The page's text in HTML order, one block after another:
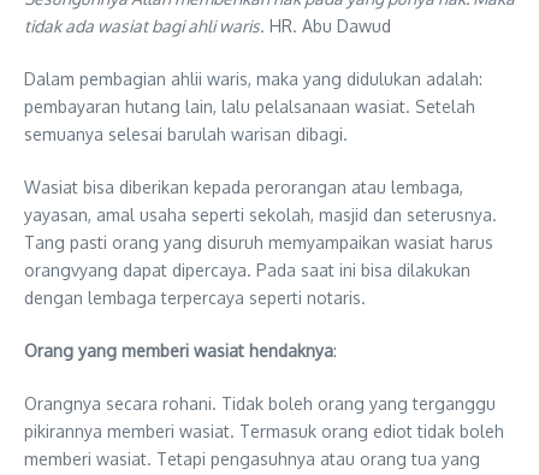
tidak ada wasiat bagi ahli waris. HR. Abu Dawud
Dalam pembagian ahlii waris, maka yang didulukan adalah:
pembayaran hutang lain, lalu pelalsanaan wasiat. Setelah
semuanya selesai barulah warisan dibagi.
Wasiat bisa diberikan kepada perorangan atau lembaga,
yayasan, amal usaha seperti sekolah, masjid dan seterusnya.
Tang pasti orang yang disuruh memyampaikan wasiat harus
orangvyang dapat dipercaya. Pada saat ini bisa dilakukan
dengan lembaga terpercaya seperti notaris.
Orang yang memberi wasiat hendaknya:
Orangnya secara rohani. Tidak boleh orang yang terganggu
pikirannya memberi wasiat. Termasuk orang ediot tidak boleh
memberi wasiat. Tetapi pengasuhnya atau orang tua yang